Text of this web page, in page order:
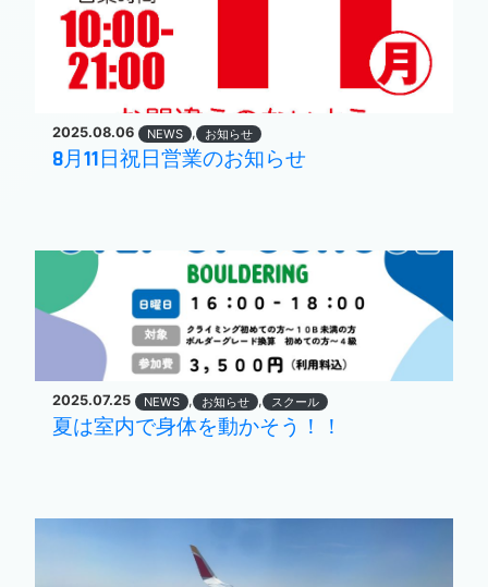
2025.08.06 NEWS , お知らせ
8月11日祝日営業のお知らせ
2025.07.25 NEWS , お知らせ , スクール
夏は室内で身体を動かそう！！